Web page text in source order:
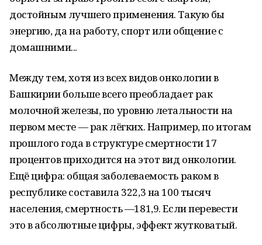
достойным лучшего применения. Такую бы
энергию, да на работу, спорт или общение с
домашними...
Между тем, хотя из всех видов онкологии в
Башкирии больше всего преобладает рак
молочной железы, по уровню летальности на
первом месте — рак лёгких. Например, по итогам
прошлого года в структуре смертности 17
процентов приходится на этот вид онкологии.
Ещё цифра: общая заболеваемость раком в
республике составила 322,3 на 100 тысяч
населения, смертность —181,9. Если перевести
это в абсолютные цифры, эффект жутковатый.